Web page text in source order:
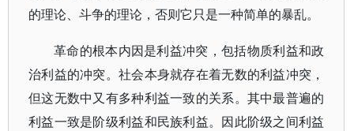
的理论、斗争的理论，否则它只是一种简单的暴乱。
革命的根本内因是利益冲突，包括物质利益和政
治利益的冲突。社会本身就存在着无数的利益冲突，
但这无数中又有多种利益一致的关系。其中最普遍的
利益一致是阶级利益和民族利益。因此阶级之间利益